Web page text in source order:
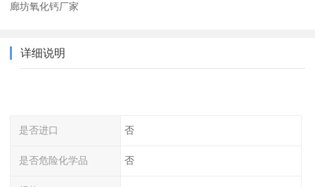
廊坊氧化钙厂家
详细说明
是否进口 否
是否危险化学品 否